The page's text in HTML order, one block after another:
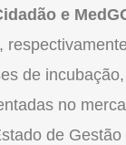
e
de
no
de